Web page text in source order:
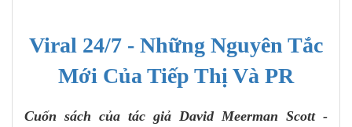
Viral 24/7 - Những Nguyên Tắc
Mới Của Tiếp Thị Và PR
Cuốn sách của tác giả David Meerman Scott -